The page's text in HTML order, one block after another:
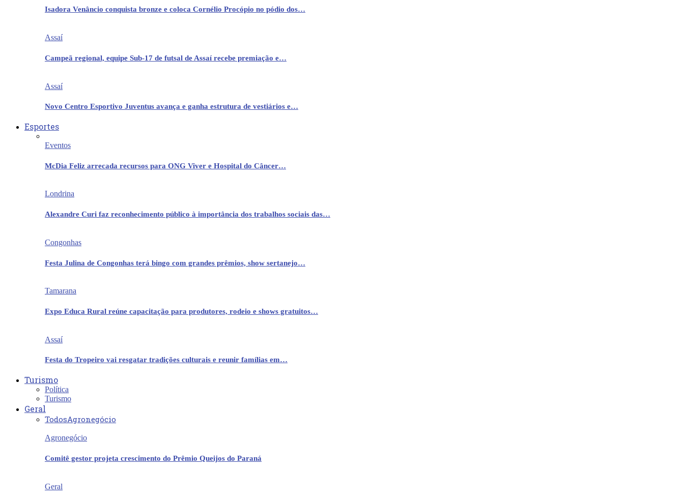
Isadora Venâncio conquista bronze e coloca Cornélio Procópio no pódio dos…
Assaí
Campeã regional, equipe Sub-17 de futsal de Assaí recebe premiação e…
Assaí
Novo Centro Esportivo Juventus avança e ganha estrutura de vestiários e…
Esportes
Eventos
McDia Feliz arrecada recursos para ONG Viver e Hospital do Câncer…
Londrina
Alexandre Curi faz reconhecimento público à importância dos trabalhos sociais das…
Congonhas
Festa Julina de Congonhas terá bingo com grandes prêmios, show sertanejo…
Tamarana
Expo Educa Rural reúne capacitação para produtores, rodeio e shows gratuitos…
Assaí
Festa do Tropeiro vai resgatar tradições culturais e reunir famílias em…
Turismo
Política
Turismo
Geral
TodosAgronegócio
Agronegócio
Comitê gestor projeta crescimento do Prêmio Queijos do Paraná
Geral